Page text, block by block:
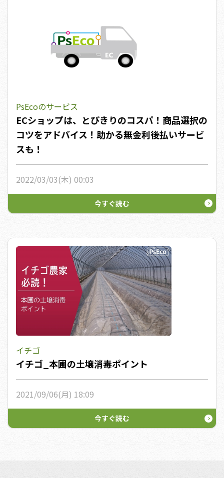
PsEcoのサービス
ECショップは、とびきりのコスパ！商品選択の
コツをアドバイス！助かる無金利後払いサービ
スも！
2022/03/03(木) 00:03
イチゴ
イチゴ_本圃の土壌消毒ポイント
2021/09/06(月) 18:09